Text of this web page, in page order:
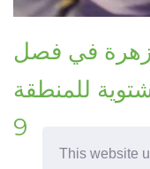
This website
التي زهرة في فصل
للمنطقة
9